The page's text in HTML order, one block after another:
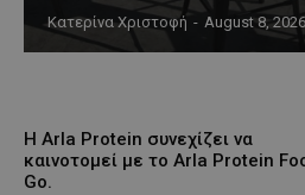
Κατερίνα Χριστοφή - August 8, 2026
Η Arla Protein συνεχίζει να
καινοτομεί με το Arla Protein
Go.